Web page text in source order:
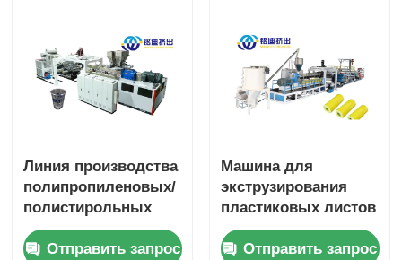
Линия производства
полипропиленовых/
полистирольных
листов для
термоформовочной
Отправить запрос
Машина для
экструзирования
пластиковых листов
из ПЛА
Автоматическое
Отправить запрос